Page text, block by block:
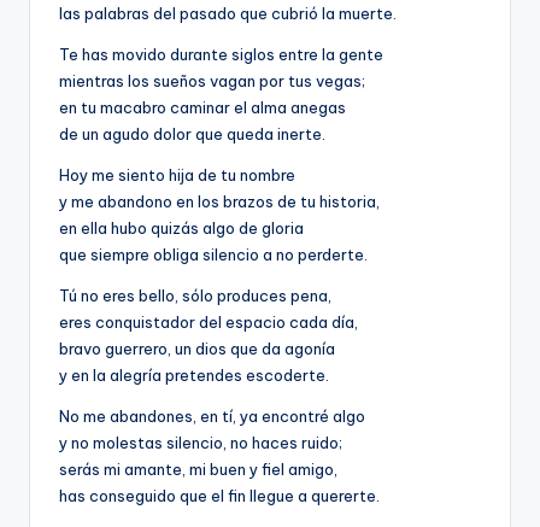
las palabras del pasado que cubrió la muerte.
Te has movido durante siglos entre la gente
mientras los sueños vagan por tus vegas;
en tu macabro caminar el alma anegas
de un agudo dolor que queda inerte.
Hoy me siento hija de tu nombre
y me abandono en los brazos de tu historia,
en ella hubo quizás algo de gloria
que siempre obliga silencio a no perderte.
Tú no eres bello, sólo produces pena,
eres conquistador del espacio cada día,
bravo guerrero, un dios que da agonía
y en la alegría pretendes escoderte.
No me abandones, en tí, ya encontré algo
y no molestas silencio, no haces ruido;
serás mi amante, mi buen y fiel amigo,
has conseguido que el fin llegue a quererte.